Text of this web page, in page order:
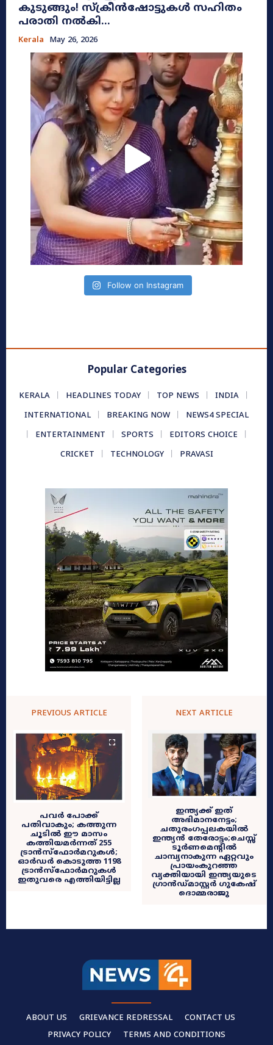
കുടുങ്ങും! സ്ക്രീൻഷോട്ടുകൾ സഹിതം
പരാതി നൽകി...
Kerala May 26, 2026
Follow on Instagram
Popular Categories
KERALA HEADLINES TODAY TOP NEWS
INDIA
INTERNATIONAL
BREAKING NOW
NEWS4 SPECIAL
ENTERTAINMENT
SPORTS
EDITORS CHOICE
CRICKET
TECHNOLOGY PRAVASI
PREVIOUS ARTICLE
പവർ പോക്ക്
പതിവാകും; കത്തുന്ന
ചൂടിൽ ഈ മാസം
കത്തിയമർന്നത് 255
ട്രാന്‍സ്‌ഫോര്‍മറുകള്‍;
ഓര്‍ഡര്‍ കൊടുത്ത 1198
ട്രാന്‍സ്ഫോര്‍മറുകള്‍
ഇതുവരെ എത്തിയിട്ടില്ല
NEXT ARTICLE
ഇന്ത്യക്ക് ഇത്
അഭിമാനനേട്ടം;
ചതുരംഗപ്പലകയിൽ
ഇന്ത്യൻ തേരോട്ടം;ചെസ്സ്
ടൂർണമെൻ്റിൽ
ചാമ്പ്യനാകുന്ന ഏറ്റവും
പ്രായംകുറഞ്ഞ
വ്യക്തിയായി ഇന്ത്യയുടെ
ഗ്രാൻഡ്മാസ്റ്റർ ഗുകേഷ്
ദൊമ്മരാജു
ABOUT US GRIEVANCE REDRESSAL
CONTACT US
PRIVACY POLICY
TERMS AND CONDITIONS